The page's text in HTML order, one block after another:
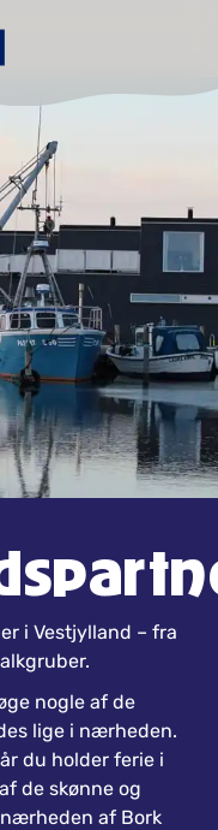
i Vestjylland – fra
nogle af de
lige i nærheden.
du holder ferie i
de skønne og
af Bork